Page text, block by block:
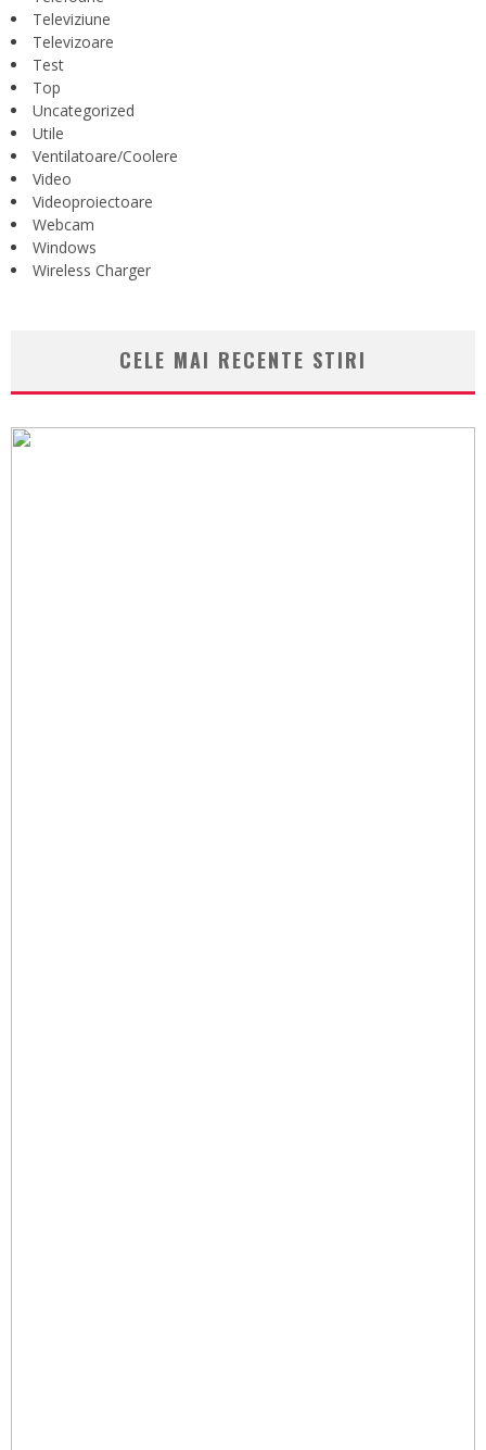
Televiziune
Televizoare
Test
Top
Uncategorized
Utile
Ventilatoare/Coolere
Video
Videoproiectoare
Webcam
Windows
Wireless Charger
CELE MAI RECENTE STIRI